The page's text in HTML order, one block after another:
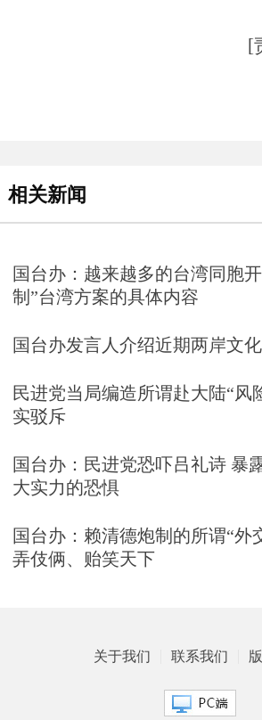
[
相关新闻
国台办：越来越多的台湾同胞
制”台湾方案的具体内容
国台办发言人介绍近期两岸文
民进党当局编造所谓赴大陆“风
实驳斥
国台办：民进党恐吓吕礼诗 暴
大实力的恐惧
国台办：赖清德炮制的所谓“外
弄伎俩、贻笑天下
关于我们 联系我们